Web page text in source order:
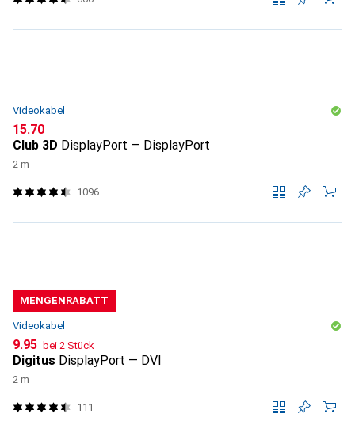
Videokabel
CHF
15.70
Club 3D DisplayPort — DisplayPort
2 m
1096
MENGENRABATT
Videokabel
CHF
9.95 bei 2 Stück
Digitus DisplayPort — DVI
2 m
111